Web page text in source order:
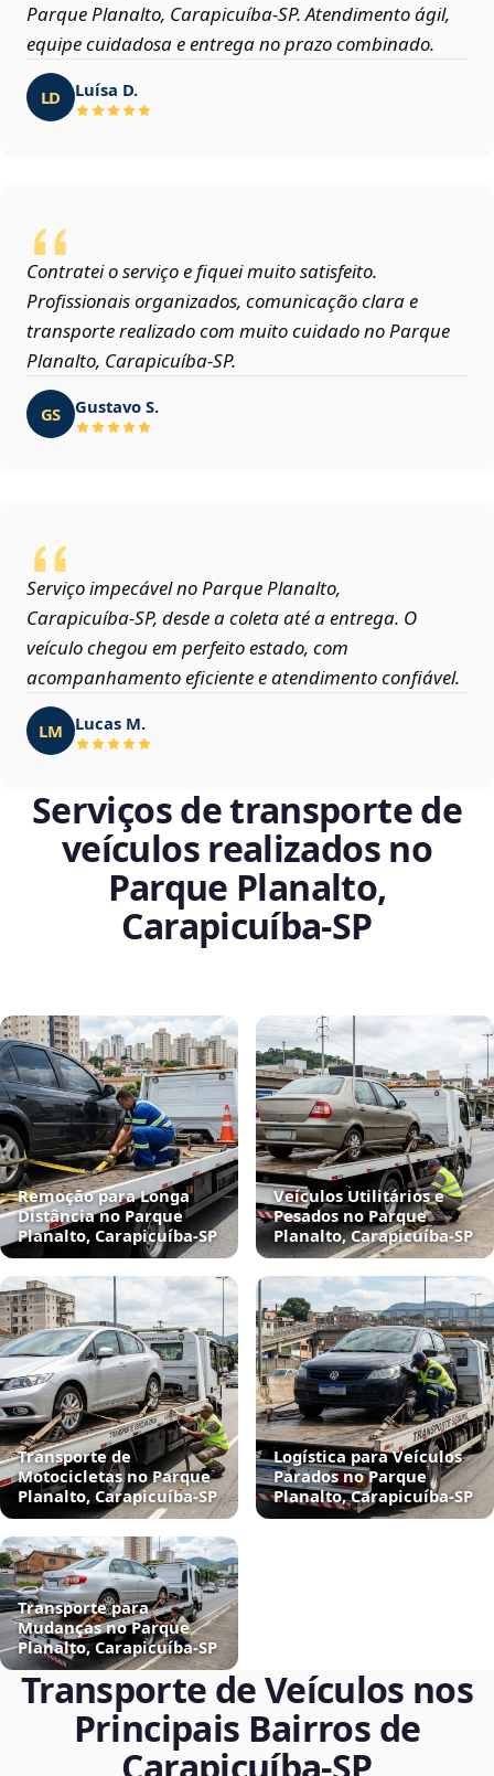
Parque Planalto, Carapicuíba‑SP. Atendimento ágil,
equipe cuidadosa e entrega no prazo combinado.
LD Luísa D.
Contratei o serviço e fiquei muito satisfeito.
Profissionais organizados, comunicação clara e
transporte realizado com muito cuidado no Parque
Planalto, Carapicuíba‑SP.
GS Gustavo S.
Serviço impecável no Parque Planalto,
Carapicuíba‑SP, desde a coleta até a entrega. O
veículo chegou em perfeito estado, com
acompanhamento eficiente e atendimento confiável.
LM Lucas M.
Serviços de transporte de
veículos realizados no
Parque Planalto,
Carapicuíba‑SP
Remoção para Longa
Distância no Parque
Planalto, Carapicuíba‑SP
Veículos Utilitários e
Pesados no Parque
Planalto, Carapicuíba‑SP
Transporte de
Motocicletas no Parque
Planalto, Carapicuíba‑SP
Logística para Veículos
Parados no Parque
Planalto, Carapicuíba‑SP
Transporte para
Mudanças no Parque
Planalto, Carapicuíba‑SP
Transporte de Veículos nos
Principais Bairros de
Carapicuíba‑SP